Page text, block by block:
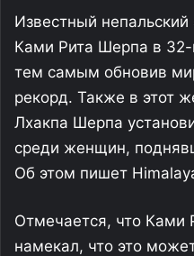
Известный
Ками Рита Шерпа в 32-
тем самым обновив
рекорд. Также в этот
Лхакпа Шерпа
среди женщин,
Об этом пишет
Отмечается, что Ками
намекал, что это